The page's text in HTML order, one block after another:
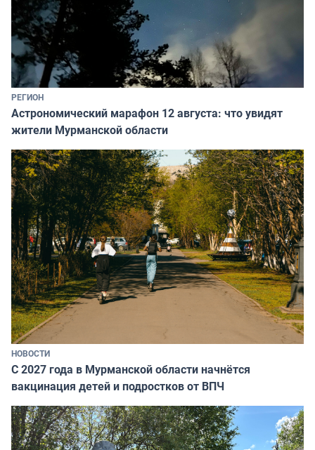
РЕГИОН
Астрономический марафон 12 августа: что увидят
жители Мурманской области
НОВОСТИ
С 2027 года в Мурманской области начнётся
вакцинация детей и подростков от ВПЧ